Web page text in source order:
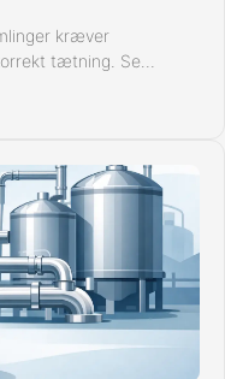
kræver
tætning. Se